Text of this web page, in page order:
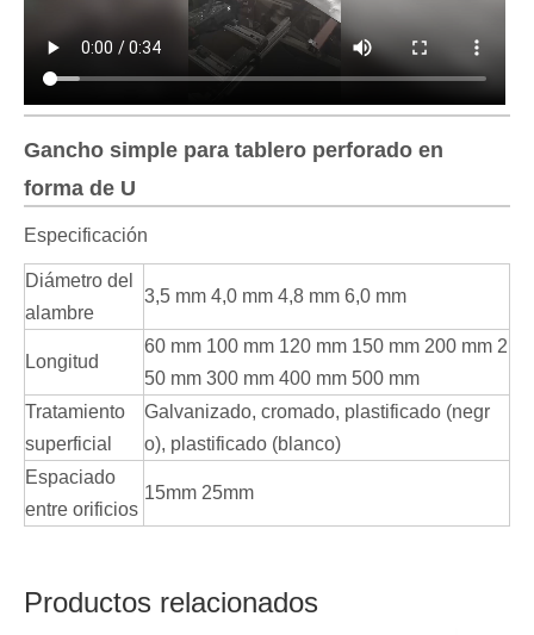
Gancho simple para tablero perforado en
forma de U
Especificación
Diámetro del
alambre
3,5 mm 4,0 mm 4,8 mm 6,0 mm
Longitud
60 mm 100 mm 120 mm 150 mm 200 mm 2
50 mm 300 mm 400 mm 500 mm
Tratamiento
superficial
Galvanizado, cromado, plastificado (negr
o), plastificado (blanco)
Espaciado
entre orificios
15mm 25mm
Productos relacionados